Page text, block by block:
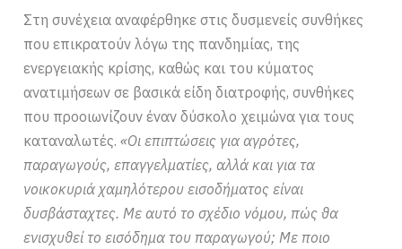
Στη συνέχεια αναφέρθηκε στις δυσμενείς συνθήκες
που επικρατούν λόγω της πανδημίας, της
ενεργειακής κρίσης, καθώς και του κύματος
ανατιμήσεων σε βασικά είδη διατροφής, συνθήκες
που προοιωνίζουν έναν δύσκολο χειμώνα για τους
καταναλωτές. «Οι επιπτώσεις για αγρότες,
παραγωγούς, επαγγελματίες, αλλά και για τα
νοικοκυριά χαμηλότερου εισοδήματος είναι
δυσβάσταχτες. Με αυτό το σχέδιο νόμου, πώς θα
ενισχυθεί το εισόδημα του παραγωγού; Με ποιο